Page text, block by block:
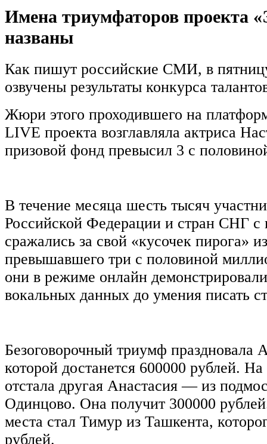
Имена триумфаторов проекта
названы
Как пишут российские СМИ, в
озвучены результаты конкурса
Жюри этого проходившего на
LIVE проекта возглавляла актриса
призовой фонд превысил 3 с
В течение месяца шесть тысяч
Российской Федерации и стран СНГ
сражались за свой «кусочек пирога»
превышавшего три с половиной
они в режиме онлайн
вокальных данных до умения писать
Безоговорочный триумф праздновала
которой достанется 600000 рублей.
отстала другая Анастасия — из
Одинцово. Она получит 300000
места стал Тимур из Ташкента,
рублей.